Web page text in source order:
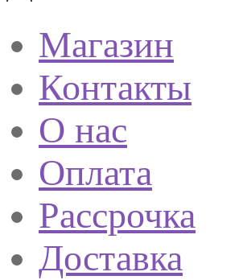
Магазин
Контакты
О нас
Оплата
Рассрочка
Доставка